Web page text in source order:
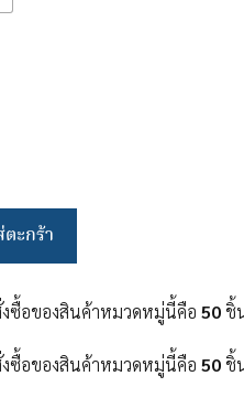
ะกร้า
งซื้อของสินค้าหมวดหมู่นี้คือ50 ชิ้
งซื้อของสินค้าหมวดหมู่นี้คือ50 ชิ้